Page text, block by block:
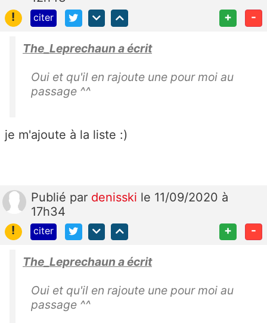
!
citer + -
The_Leprechaun a écrit
Oui et qu'il en rajoute une pour moi au
passage ^^
je m'ajoute à la liste :)
Publié par denisski le 11/09/2020 à
17h34
!
citer + -
The_Leprechaun a écrit
Oui et qu'il en rajoute une pour moi au
passage ^^